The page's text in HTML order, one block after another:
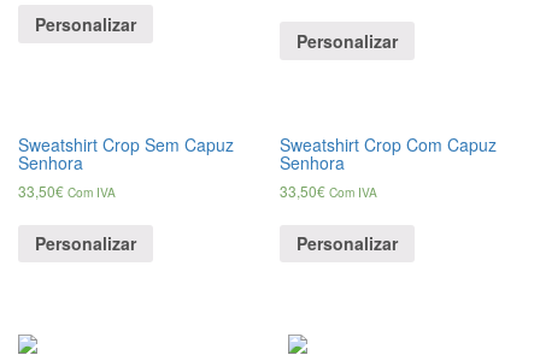
Personalizar
Personalizar
Sweatshirt Crop Sem Capuz
Senhora
33,50€ Com IVA
Personalizar
Sweatshirt Crop Com Capuz
Senhora
33,50€ Com IVA
Personalizar